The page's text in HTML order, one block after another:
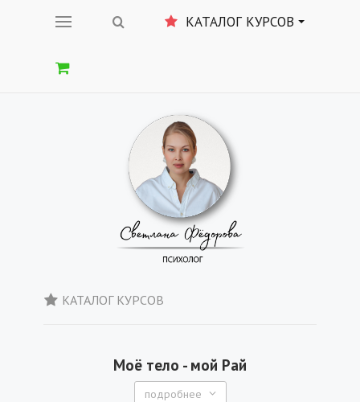
КАТАЛОГ КУРСОВ
КАТАЛОГ КУРСОВ
Моё тело - мой Рай
подробнее